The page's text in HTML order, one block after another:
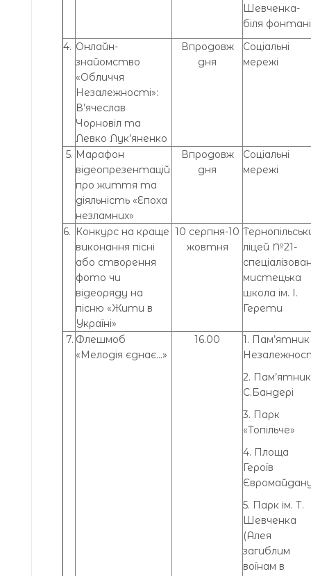
Шевченка-
біля
4. Онлайн-
знайомство
«Обличчя
Незалежності»:
В’ячеслав
Чорновіл та
Левко Лук’яненко
Впродовж
дня
Соціальні
мережі
5. Марафон
відеопрезентацій
про життя та
діяльність «Епоха
незламних»
Впродовж
дня
Соціальні
мережі
6. Конкурс на краще
виконання пісні
або створення
фото чи
відеоряду на
пісню «Жити в
Україні»
10 серпня-10
жовтня
ліцей №21-
мистецька
школа ім. І.
Герети
7. Флешмоб
«Мелодія єднає…»
16.00
1. Пам’ятник
2. Пам’ятник
C.Бандері
3. Парк
«Топільче»
4. Площа
Героїв
5. Парк ім. Т.
Шевченка
(Алея
загиблим
воїнам в